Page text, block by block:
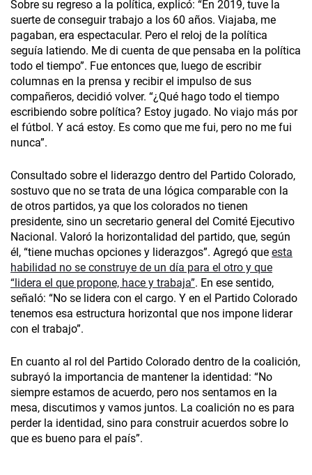
Sobre su regreso a la política, explicó: “En 2019, tuve la
suerte de conseguir trabajo a los 60 años. Viajaba, me
pagaban, era espectacular. Pero el reloj de la política
seguía latiendo. Me di cuenta de que pensaba en la política
todo el tiempo”. Fue entonces que, luego de escribir
columnas en la prensa y recibir el impulso de sus
compañeros, decidió volver. “¿Qué hago todo el tiempo
escribiendo sobre política? Estoy jugado. No viajo más por
el fútbol. Y acá estoy. Es como que me fui, pero no me fui
nunca”.
Consultado sobre el liderazgo dentro del Partido Colorado,
sostuvo que no se trata de una lógica comparable con la
de otros partidos, ya que los colorados no tienen
presidente, sino un secretario general del Comité Ejecutivo
Nacional. Valoró la horizontalidad del partido, que, según
él, “tiene muchas opciones y liderazgos”. Agregó que esta
habilidad no se construye de un día para el otro y que
“lidera el que propone, hace y trabaja”. En ese sentido,
señaló: “No se lidera con el cargo. Y en el Partido Colorado
tenemos esa estructura horizontal que nos impone liderar
con el trabajo”.
En cuanto al rol del Partido Colorado dentro de la coalición,
subrayó la importancia de mantener la identidad: “No
siempre estamos de acuerdo, pero nos sentamos en la
mesa, discutimos y vamos juntos. La coalición no es para
perder la identidad, sino para construir acuerdos sobre lo
que es bueno para el país”.